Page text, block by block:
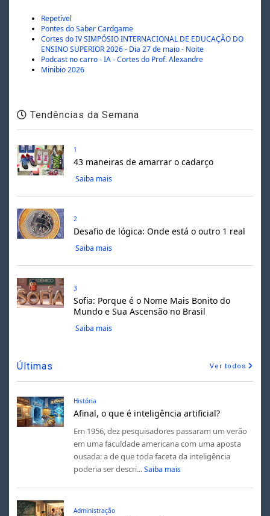
Repetível
Pontes do Saber Cardgame
Cortes do IV SIMPÓSIO INTERNACIONAL DE EDUCAÇÃO DO
ENSINO SUPERIOR 2026 - Dia 27 de maio - Noite
Podcast no carro - IA - Cortes do Prof. Alexandre
Minibio 2026
Tendências da Semana
1
43 maneiras de amarrar o cadarço
Saiba mais
2
Desafio de lógica: Onde está o outro 1 real
Saiba mais
3
Sofia: Porque é o Nome Mais Bonito do
Mundo e Sua Ascensão no Brasil
Saiba mais
Últimas Ver todos
História
Afinal, o que é inteligência artificial?
Em 1956, dez pesquisadores passaram um verão
em uma faculdade americana com uma aposta
ousada: a de que toda faceta da inteligência
poderia ser descri... Saiba mais
Administração